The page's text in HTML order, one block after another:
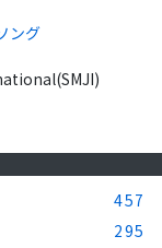
ング
457
295